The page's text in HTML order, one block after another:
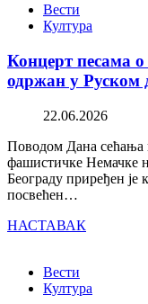
Вести
Култура
Концерт песама
одржан у Руском
22.06.2026
Поводом Дана сећања
фашистичке Немачке
Београду приређен је
посвећен…
НАСТАВАК
Вести
Култура